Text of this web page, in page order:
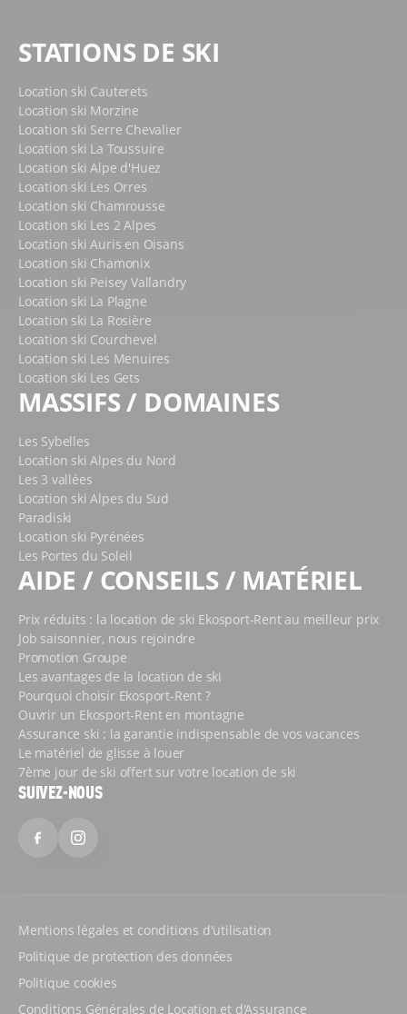
STATIONS DE SKI
Location ski Cauterets
Location ski Morzine
Location ski Serre Chevalier
Location ski La Toussuire
Location ski Alpe d'Huez
Location ski Les Orres
Location ski Chamrousse
Location ski Les 2 Alpes
Location ski Auris en Oisans
Location ski Chamonix
Location ski Peisey Vallandry
Location ski La Plagne
Location ski La Rosière
Location ski Courchevel
Location ski Les Menuires
Location ski Les Gets
MASSIFS / DOMAINES
Les Sybelles
Location ski Alpes du Nord
Les 3 vallées
Location ski Alpes du Sud
Paradiski
Location ski Pyrénées
Les Portes du Soleil
AIDE / CONSEILS / MATÉRIEL
Prix réduits : la location de ski Ekosport-Rent au meilleur prix
Job saisonnier, nous rejoindre
Promotion Groupe
Les avantages de la location de ski
Pourquoi choisir Ekosport-Rent ?
Ouvrir un Ekosport-Rent en montagne
Assurance ski : la garantie indispensable de vos vacances
Le matériel de glisse à louer
7ème jour de ski offert sur votre location de ski
SUIVEZ-NOUS
FacebookInstagram
Mentions légales et conditions d'utilisation
Politique de protection des données
Politique cookies
Conditions Générales de Location et d'Assurance